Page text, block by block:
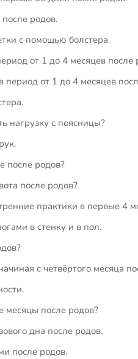
родов.
с помощью болстера.
от 1 до 4 месяцев после
от 1 до 4 месяцев
нагрузку с поясницы?
после родов?
после родов?
практики в первые 4
в стенку и в пол.
с четвёртого месяца
месяцы после родов?
дна после родов.
после родов.